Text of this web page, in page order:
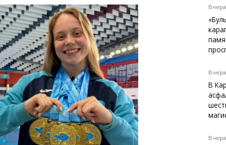
Караганда
Темиртау
Балхаш
Жезказган
Справочник
Расписание транспорта
Автобусные остановки
Экстренные службы
Каталог компаний
В